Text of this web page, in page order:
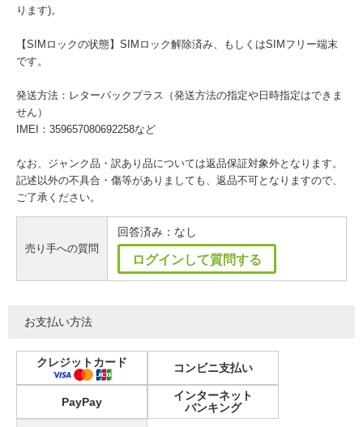
ります)。
【SIMロックの状態】SIMロック解除済み、もしくはSIMフリー端末
です。
発送方法：レターパックプラス（発送方法の指定や日時指定はできま
せん）
IMEI：359657080692258など
なお、ジャンク品・訳あり品については返品保証対象外となります。
記述以外の不具合・傷等がありましても、返品不可となりますので、
ご了承ください。
売り手への質問
回答済み：なし
ログインして質問する
お支払い方法
クレジットカード コンビニ支払い
PayPay
インターネット
バンキング